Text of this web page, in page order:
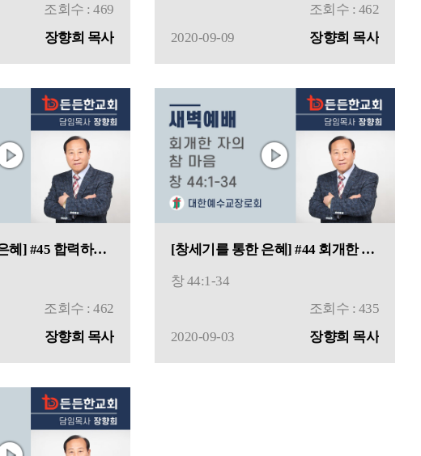
조회수 : 469
장향희 목사
조회수 : 462
2020-09-09
장향희 목사
[창세기를 통한 은혜] #45 합력하여 선을 이루려면
조회수 : 462
장향희 목사
[창세기를 통한 은혜] #44 회개한 자의 참 마음
창 44:1-34
조회수 : 435
2020-09-03
장향희 목사